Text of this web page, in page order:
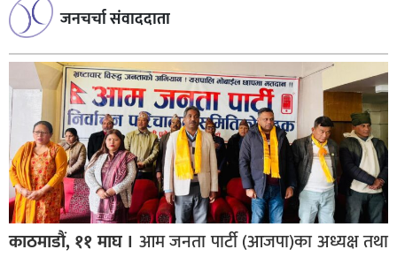
जनचर्चा संवाददाता
काठमाडौं, ११ माघ । आम जनता पार्टी (आजपा)का अध्यक्ष तथा